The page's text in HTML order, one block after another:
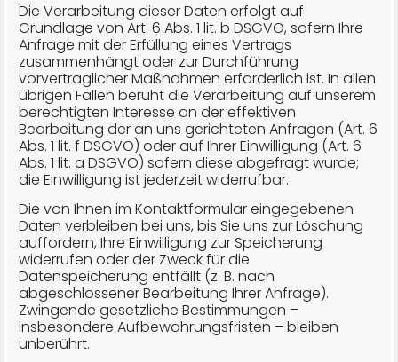
Die Verarbeitung dieser Daten erfolgt auf
Grundlage von Art. 6 Abs. 1 lit. b DSGVO, sofern Ihre
Anfrage mit der Erfüllung eines Vertrags
zusammenhängt oder zur Durchführung
vorvertraglicher Maßnahmen erforderlich ist. In allen
übrigen Fällen beruht die Verarbeitung auf unserem
berechtigten Interesse an der effektiven
Bearbeitung der an uns gerichteten Anfragen (Art. 6
Abs. 1 lit. f DSGVO) oder auf Ihrer Einwilligung (Art. 6
Abs. 1 lit. a DSGVO) sofern diese abgefragt wurde;
die Einwilligung ist jederzeit widerrufbar.
Die von Ihnen im Kontaktformular eingegebenen
Daten verbleiben bei uns, bis Sie uns zur Löschung
auffordern, Ihre Einwilligung zur Speicherung
widerrufen oder der Zweck für die
Datenspeicherung entfällt (z. B. nach
abgeschlossener Bearbeitung Ihrer Anfrage).
Zwingende gesetzliche Bestimmungen –
insbesondere Aufbewahrungsfristen – bleiben
unberührt.